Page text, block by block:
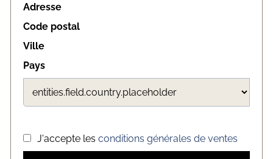
Adresse
Code postal
Ville
Pays
J'accepte les conditions générales de ventes